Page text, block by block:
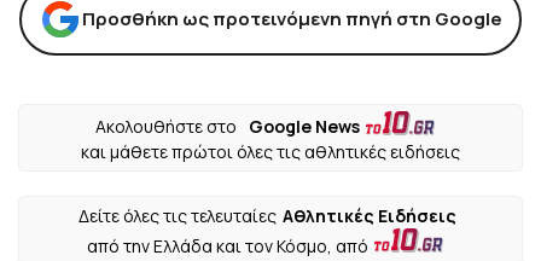
Προσθήκη ως προτεινόμενη πηγή στη Google
Ακολουθήστε στο
Google News
και μάθετε πρώτοι όλες τις αθλητικές ειδήσεις
Δείτε όλες τις τελευταίες Αθλητικές Ειδήσεις
από την Ελλάδα και τον Κόσμο, από